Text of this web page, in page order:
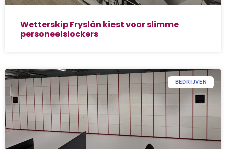
Wetterskip Fryslân kiest voor slimme
personeelslockers
BEDRIJVEN